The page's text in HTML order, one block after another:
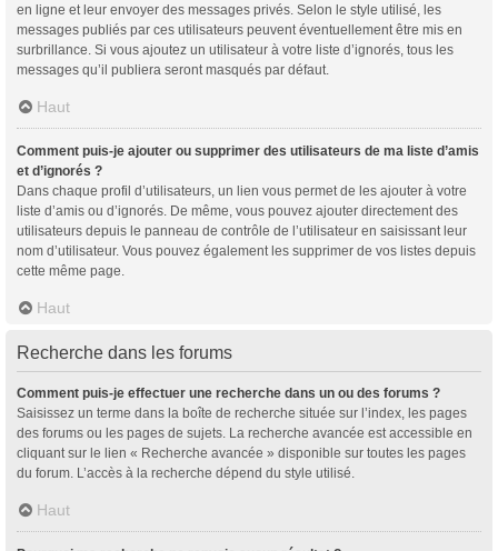
en ligne et leur envoyer des messages privés. Selon le style utilisé, les
messages publiés par ces utilisateurs peuvent éventuellement être mis en
surbrillance. Si vous ajoutez un utilisateur à votre liste d’ignorés, tous les
messages qu’il publiera seront masqués par défaut.
Haut
Comment puis-je ajouter ou supprimer des utilisateurs de ma liste d’amis
et d’ignorés ?
Dans chaque profil d’utilisateurs, un lien vous permet de les ajouter à votre
liste d’amis ou d’ignorés. De même, vous pouvez ajouter directement des
utilisateurs depuis le panneau de contrôle de l’utilisateur en saisissant leur
nom d’utilisateur. Vous pouvez également les supprimer de vos listes depuis
cette même page.
Haut
Recherche dans les forums
Comment puis-je effectuer une recherche dans un ou des forums ?
Saisissez un terme dans la boîte de recherche située sur l’index, les pages
des forums ou les pages de sujets. La recherche avancée est accessible en
cliquant sur le lien « Recherche avancée » disponible sur toutes les pages
du forum. L’accès à la recherche dépend du style utilisé.
Haut